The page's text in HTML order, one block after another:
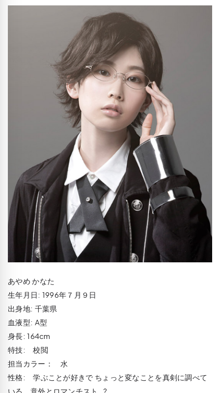
あやめ かなた
生年月日: 1996年７月９日
出身地: 千葉県
血液型: A型
身長: 164cm
特技: 校閲
担当カラー： 水
性格: 学ぶことが好きで ちょっと変なことを真剣に調べて
いる。意外とロマンチスト..?